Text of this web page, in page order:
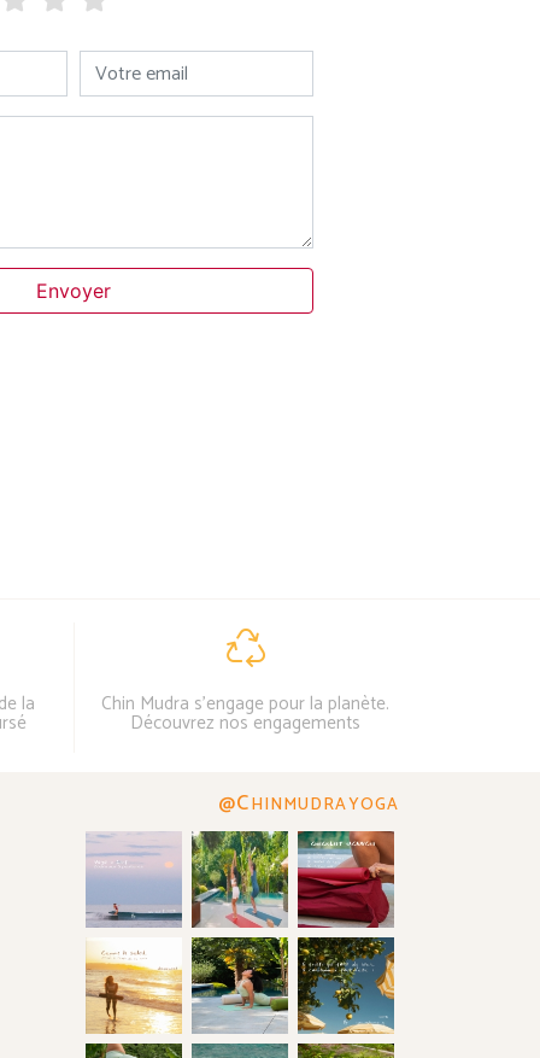
Votre email
Envoyer
la Chin Mudra s'engage pour la planète.
Découvrez nos engagements
@CHINMUDRAYOGA